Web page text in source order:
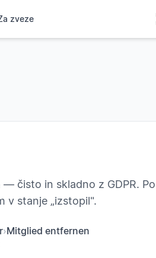
zveze
čisto in skladno z GDPR.
v stanje „izstopil".
›Mitglied entfernen